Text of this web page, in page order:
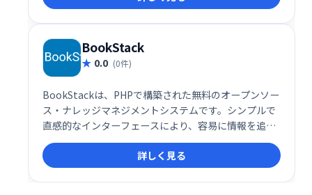
置、USBメモリでの共有など、柔軟な利用が可能で
す。豊富なツールと拡張性のあるプラグインも魅力で
す。
BookStack
0.0 (0件)
BookStackは、PHPで構築された無料のオープンソー
ス・ナレッジマネジメントシステムです。シンプルで
直感的なインターフェースにより、容易に情報を追
加・管理できます。本、章、ページという階層構造で
コンテンツを整理し、WYSIWYGエディターで誰でも簡
単に編集可能です。マークアップ言語の知識は不要な
ので、手軽に社内Wikiやナレッジベースを構築できま
詳しく見る